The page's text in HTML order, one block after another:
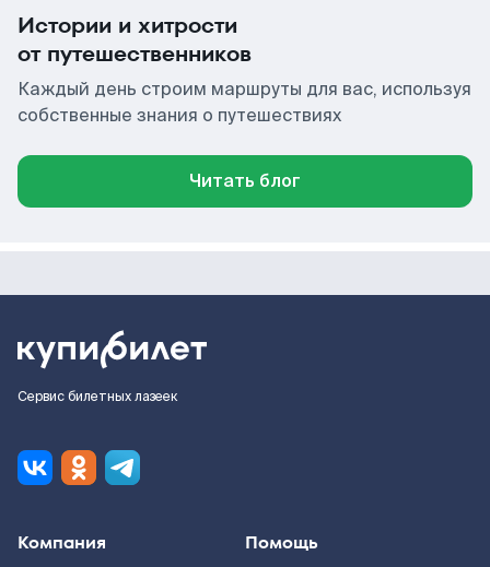
Истории и хитрости
от путешественников
Каждый день строим маршруты для вас, используя
собственные знания о путешествиях
Читать блог
Сервис билетных лазеек
Компания Помощь